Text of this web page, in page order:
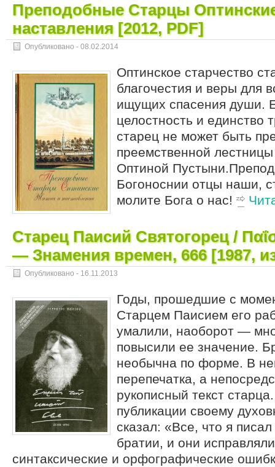
Преподобные Старцы
наставления [2012, PDF]
Опубликовано - 08.02.2014
Оптинское старчество
благочестия и веры для
ищущих спасения души.
целостность и единство
старец не может быть
преемственной лестницы
Оптиной
Богоноснии отцы наши,
молите Бога о нас!
Старец Паисий Святогорец /
— Знамения времен, 666 [1987,
Опубликовано - 16.11.2013
Годы, прошедшие с
Старцем Паисием его
умалили, наоборот —
повысили ее значение.
необычна по форме. В
перепечатка, а
рукописный текст
публикации своему
сказал: «Все, что я
братии, и они
синтаксические и орфографические